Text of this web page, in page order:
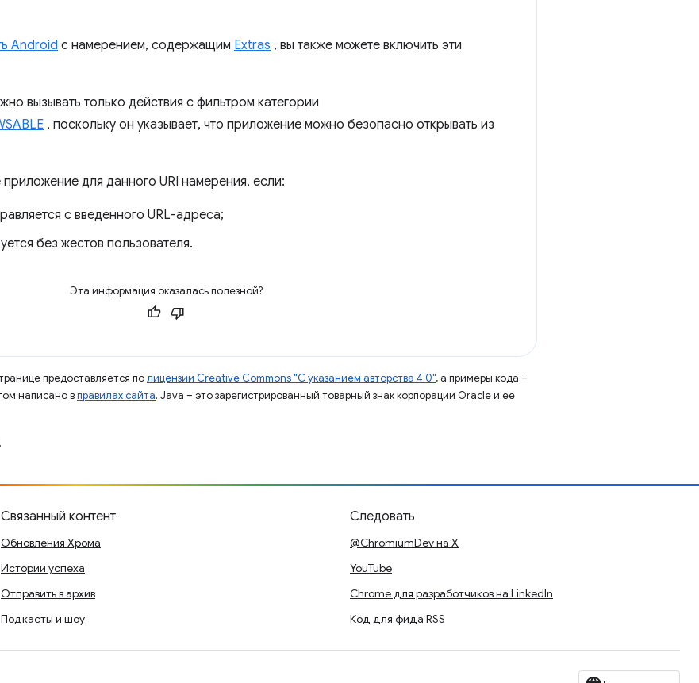
Android с намерением, содержащим Extras , вы также можете включить эти
вызывать только действия с фильтром категории
, поскольку он указывает, что приложение можно безопасно открывать из
для данного URI намерения, если:
с введенного URL-адреса;
без жестов пользователя.
Эта информация оказалась полезной?
предоставляется полицензии Creative Commons "С указанием авторства 4.0", а примеры кода –
написано вправилах сайта. Java – это зарегистрированный товарный знак корпорации Oracle и ее
Связанный контент
Обновления Хрома
Истории успеха
Отправить в архив
Подкасты и шоу
Следовать
@ChromiumDev на X
YouTube
Chrome для разработчиков на LinkedIn
Код для фида RSS